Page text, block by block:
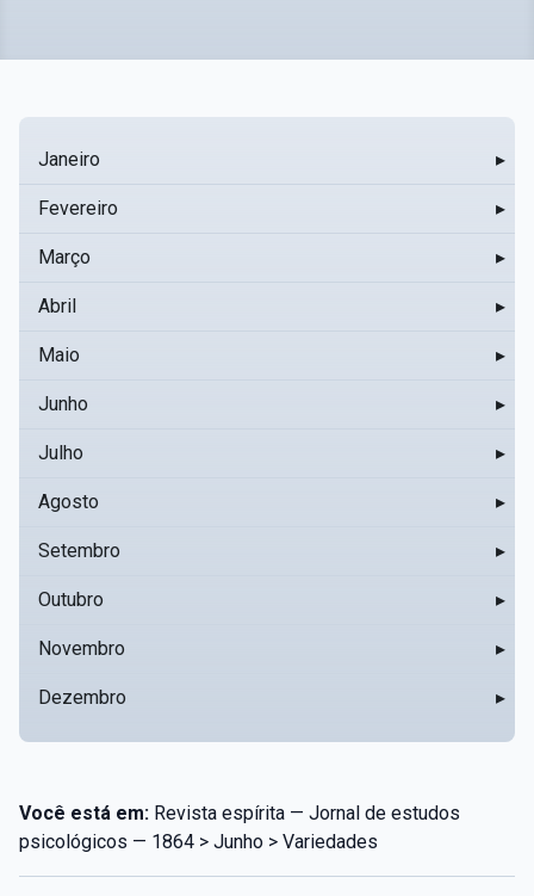
Janeiro ▸
Fevereiro ▸
Março ▸
Abril ▸
Maio ▸
Junho ▸
Julho ▸
Agosto ▸
Setembro ▸
Outubro ▸
Novembro ▸
Dezembro ▸
Você está em: Revista espírita — Jornal de estudos
psicológicos — 1864 > Junho > Variedades